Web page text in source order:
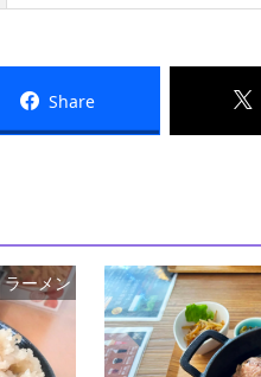
Share
ラーメン